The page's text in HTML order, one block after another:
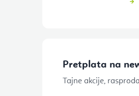
Pretplata na
Tajne akcije,